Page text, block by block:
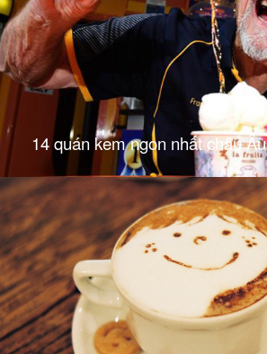
14 quán kem ngon nhất châu Âu